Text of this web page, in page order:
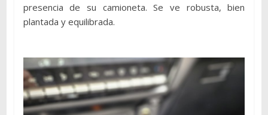
presencia de su camioneta. Se ve robusta, bien
plantada y equilibrada.